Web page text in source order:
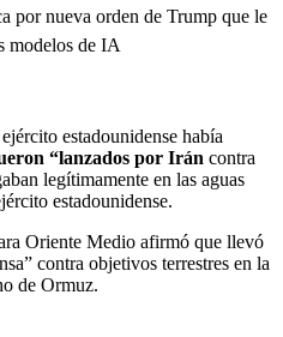
por nueva orden de Trump que le
modelos de IA
estadounidense había
“lanzados por Irán contra
legítimamente en las aguas
estadounidense.
Oriente Medio afirmó que llevó
contra objetivos terrestres en la
de Ormuz.